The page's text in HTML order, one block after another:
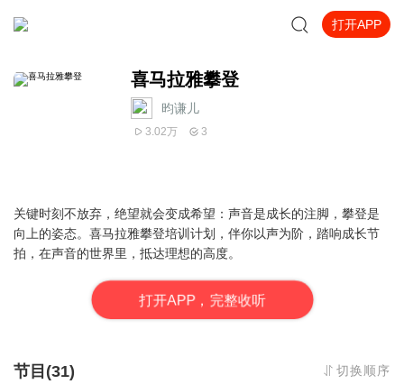
打开APP
喜马拉雅攀登
昀谦儿
3.02万 3
关键时刻不放弃，绝望就会变成希望：声音是成长的注脚，攀登是
向上的姿态。喜马拉雅攀登培训计划，伴你以声为阶，踏响成长节
拍，在声音的世界里，抵达理想的高度。
打开APP，完整收听
节目(31) 切换顺序